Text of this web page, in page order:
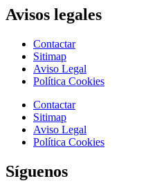
Avisos legales
Contactar
Sitimap
Aviso Legal
Política Cookies
Contactar
Sitimap
Aviso Legal
Política Cookies
Síguenos